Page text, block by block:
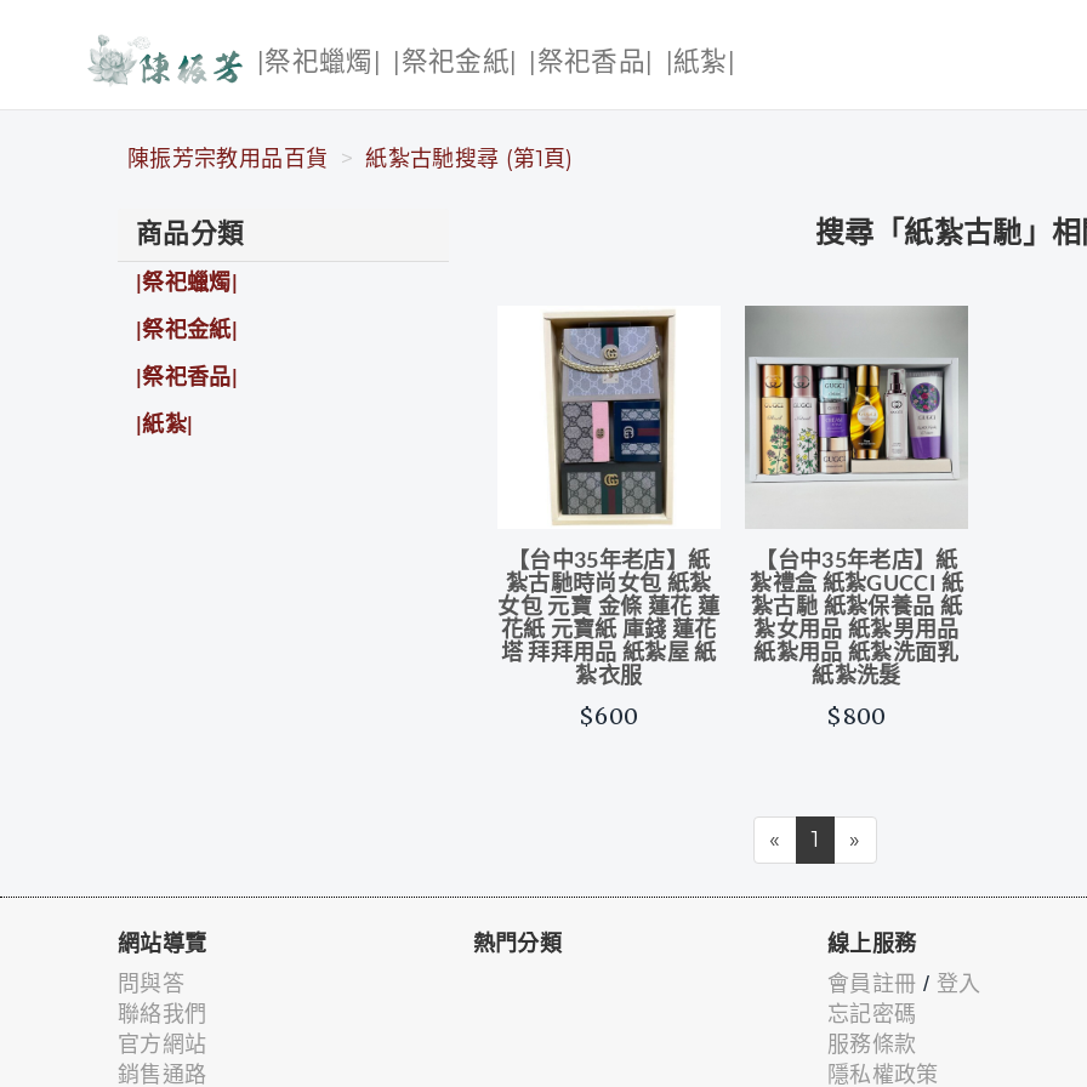
陳振芳宗教用品百貨
|祭祀蠟燭| |祭祀金紙| |祭祀香品| |紙紮|
陳振芳宗教用品百貨 紙紮古馳搜尋 (第1頁)
商品分類
|祭祀蠟燭|
|祭祀金紙|
|祭祀香品|
|紙紮|
搜尋「紙紮古馳」
【台中35年老店】紙
紮古馳時尚女包 紙紮
女包 元寶 金條 蓮花 蓮
花紙 元寶紙 庫錢 蓮花
塔 拜拜用品 紙紮屋 紙
紮衣服
$600
【台中35年老店】紙
紮禮盒 紙紮GUCCI 紙
紮古馳 紙紮保養品 紙
紮女用品 紙紮男用品
紙紮用品 紙紮洗面乳
紙紮洗髮
$800
« 1 »
網站導覽
問與答
聯絡我們
官方網站
銷售通路
熱門分類 線上服務
會員註冊 / 登入
忘記密碼
服務條款
隱私權政策